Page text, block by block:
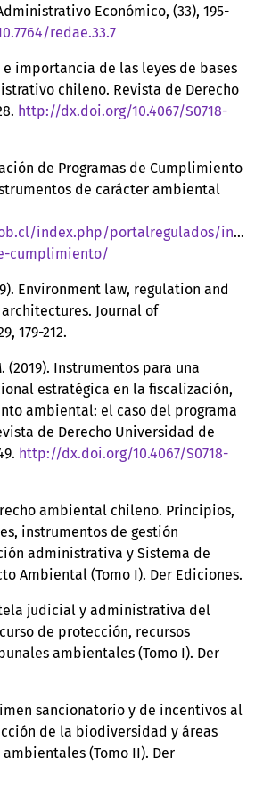
Económico, (33), 195-
redae.33.7
e importancia de las leyes de bases
chileno. Revista de Derecho
http://dx.doi.org/10.4067/S0718-
de Programas de Cumplimiento
de carácter ambiental
index.php/portalregulados/
cumplimiento/
Environment law, regulation and
Journal of
179-212.
(2019). Instrumentos para una
estratégica en la fiscalización,
ambiental: el caso del programa
de Derecho Universidad de
http://dx.doi.org/10.4067/S0718-
ambiental chileno. Principios,
instrumentos de gestión
administrativa y Sistema de
Ambiental (Tomo I). Der Ediciones.
judicial y administrativa del
de protección, recursos
ambientales (Tomo I). Der
sancionatorio y de incentivos al
de la biodiversidad y áreas
(Tomo II). Der